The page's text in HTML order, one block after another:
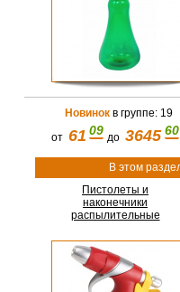
Новинок в группе: 19
от 61 09до3645 60
В этом
Пистолеты и
наконечники
распылительные